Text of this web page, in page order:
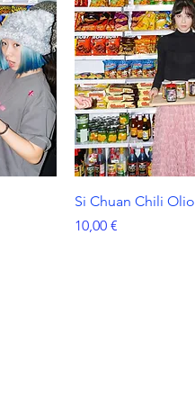
Si Chuan Chili Olio
Prezzo
10,00 €